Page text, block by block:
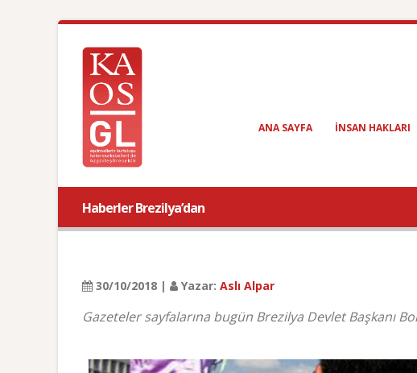
ANA SAYFA INSAN HAKLARI
Haberler Brezilya’dan
30/10/2018 | Yazar: Aslı Alpar
Gazeteler sayfalarına bugün Brezilya Devlet Başkanı